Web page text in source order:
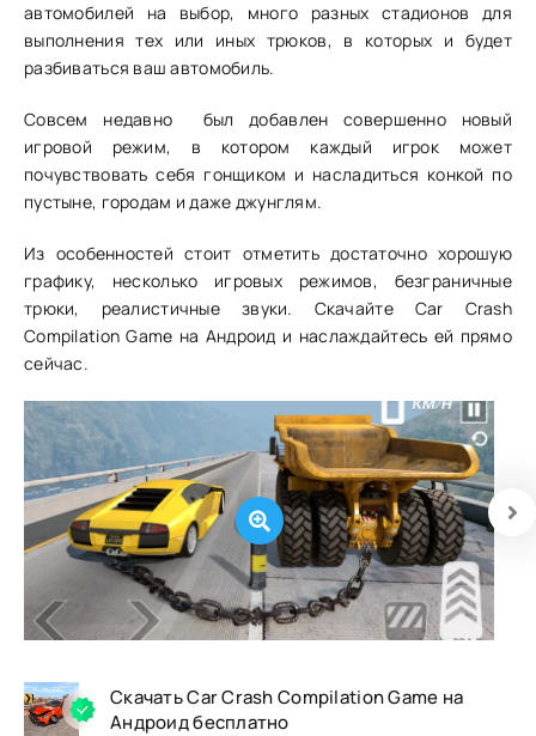
автомобилей на выбор, много разных стадионов для
выполнения тех или иных трюков, в которых и будет
разбиваться ваш автомобиль.
Совсем недавно был добавлен совершенно новый
игровой режим, в котором каждый игрок может
почувствовать себя гонщиком и насладиться конкой по
пустыне, городам и даже джунглям.
Из особенностей стоит отметить достаточно хорошую
графику, несколько игровых режимов, безграничные
трюки, реалистичные звуки. Скачайте Car Crash
Compilation Game на Андроид и наслаждайтесь ей прямо
сейчас.
Скачать Car Crash Compilation Game на
Андроид бесплатно